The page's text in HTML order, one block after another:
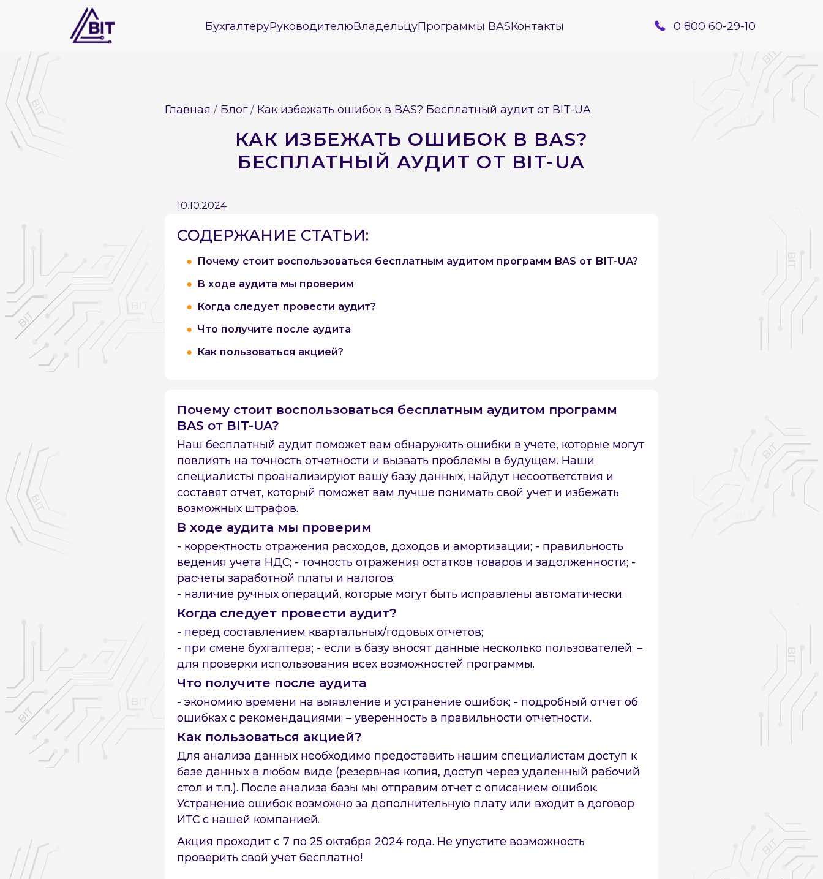
Форма обратной связи
Закажите звонок
БухгалтеруРуководителюВладельцуПрограммы BASКонтакты 0 800 60-29-10
Главная Блог Как избежать ошибок в BAS? Бесплатный аудит от BIT-UA
КАК ИЗБЕЖАТЬ ОШИБОК В BAS?
БЕСПЛАТНЫЙ АУДИТ ОТ BIT-UA
10.10.2024
СОДЕРЖАНИЕ СТАТЬИ:
Почему стоит воспользоваться бесплатным аудитом программ BAS от BIT-UA?
В ходе аудита мы проверим
Когда следует провести аудит?
Что получите после аудита
Как пользоваться акцией?
Почему стоит воспользоваться бесплатным аудитом программ
BAS от BIT-UA?
Наш бесплатный аудит поможет вам обнаружить ошибки в учете, которые могут
повлиять на точность отчетности и вызвать проблемы в будущем. Наши
специалисты проанализируют вашу базу данных, найдут несоответствия и
составят отчет, который поможет вам лучше понимать свой учет и избежать
возможных штрафов.
В ходе аудита мы проверим
- корректность отражения расходов, доходов и амортизации; - правильность
ведения учета НДС; - точность отражения остатков товаров и задолженности; -
расчеты заработной платы и налогов;
- наличие ручных операций, которые могут быть исправлены автоматически.
Когда следует провести аудит?
- перед составлением квартальных/годовых отчетов;
- при смене бухгалтера; - если в базу вносят данные несколько пользователей; –
для проверки использования всех возможностей программы.
Что получите после аудита
- экономию времени на выявление и устранение ошибок; - подробный отчет об
ошибках с рекомендациями; – уверенность в правильности отчетности.
Как пользоваться акцией?
Для анализа данных необходимо предоставить нашим специалистам доступ к
базе данных в любом виде (резервная копия, доступ через удаленный рабочий
стол и т.п.). После анализа базы мы отправим отчет с описанием ошибок.
Устранение ошибок возможно за дополнительную плату или входит в договор
ИТС с нашей компанией.
Акция проходит с 7 по 25 октября 2024 года. Не упустите возможность
проверить свой учет бесплатно!
Нашли ошибку на странице? ×
Описание ошибки